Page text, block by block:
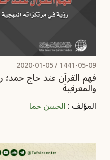
1441-05-09 /
2020-01-05
فهم القرآن عند حاج حمد؛
والمعرفية
المؤلف :الحسن حما